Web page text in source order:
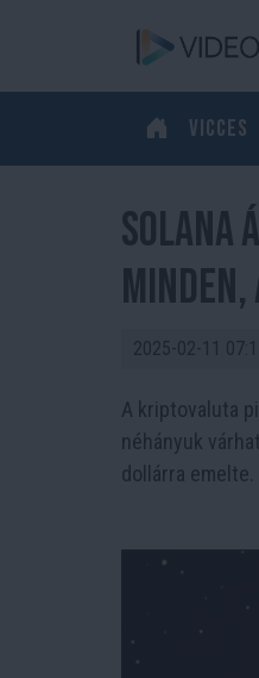
Vicces
Solana
2025-02-11
A kriptovaluta
néhányuk
dollárra